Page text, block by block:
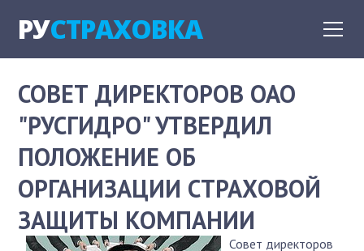
РУСТРАХОВКА
СОВЕТ ДИРЕКТОРОВ ОАО
"РУСГИДРО" УТВЕРДИЛ
ПОЛОЖЕНИЕ ОБ
ОРГАНИЗАЦИИ СТРАХОВОЙ
ЗАЩИТЫ КОМПАНИИ
Совет директоров